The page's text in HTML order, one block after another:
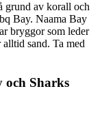
grund av korall och
Bay. Naama Bay
bryggor som leder
sand. Ta med
och Sharks